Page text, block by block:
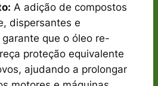
A adição de compostos
dispersantes e
que o óleo re-
proteção equivalente
ajudando a prolongar